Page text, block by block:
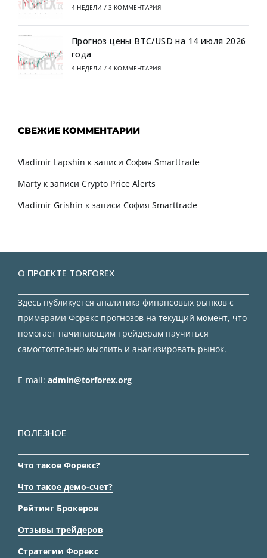
4 НЕДЕЛИ / 3 КОММЕНТАРИЯ
Прогноз цены BTC/USD на 14 июля 2026
года
4 НЕДЕЛИ / 4 КОММЕНТАРИЯ
СВЕЖИЕ КОММЕНТАРИИ
Vladimir Lapshin к записи София Smarttrade
Marty к записи Crypto Price Alerts
Vladimir Grishin к записи София Smarttrade
О ПРОЕКТЕ TORFOREX
Здесь публикуется аналитика финансовых рынков с
примерами Форекс прогнозов на текущий момент, что
помогает начинающим трейдерам научиться
самостоятельно мыслить и анализировать рынок.
E-mail: admin@torforex.org
ПОЛЕЗНОЕ
Что такое Форекс?
Что такое демо-счет?
Рейтинг Брокеров
Отзывы трейдеров
Стратегии Форекс